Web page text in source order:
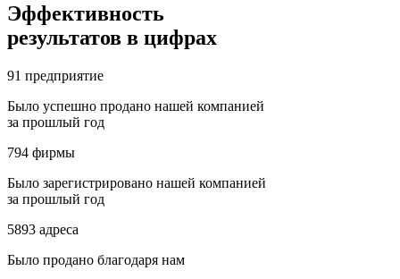
Эффективность
результатов в цифрах
91 предприятие
Было успешно продано нашей компанией
за прошлый год
794 фирмы
Было зарегистрировано нашей компанией
за прошлый год
5893 адреса
Было продано благодаря нам